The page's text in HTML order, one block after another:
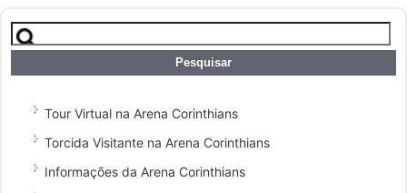
Pesquisar
por:
Tour Virtual na Arena Corinthians
Torcida Visitante na Arena Corinthians
Informações da Arena Corinthians